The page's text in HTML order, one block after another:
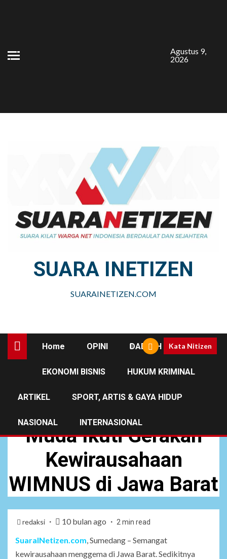
Agustus 9,
2026
SUARA INETIZEN
SUARAINETIZEN.COM
Home OPINI DAERAH
EKONOMI BISNIS HUKUM KRIMINAL
ARTIKEL SPORT, ARTIS & GAYA HIDUP
NASIONAL INTERNASIONAL
Kata Nitizen
Muda Ikuti Gerakan
Kewirausahaan
WIMNUS di Jawa Barat
redaksi 10 bulan ago 2 min read
SuaraINetizen.com, Sumedang – Semangat
kewirausahaan menggema di Jawa Barat. Sedikitnya